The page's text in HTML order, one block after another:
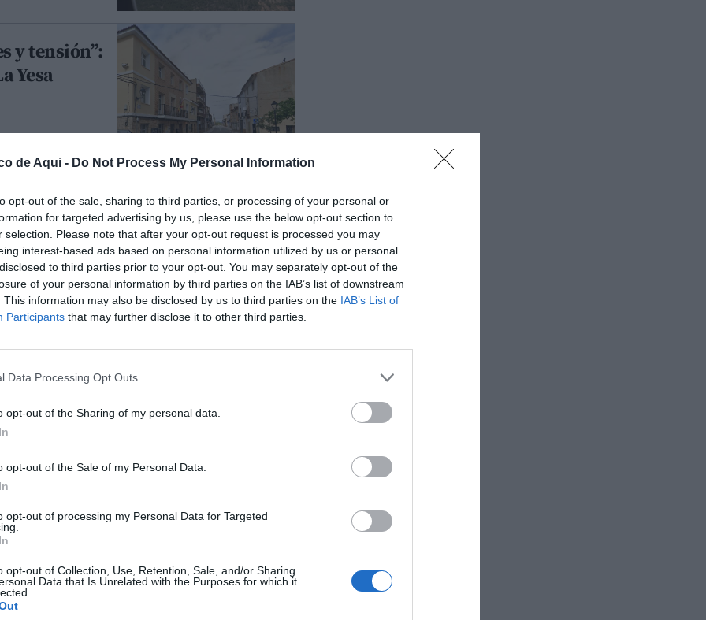
de Aqui - Do Not Process My Personal Information
opt-out of the sale, sharing to third parties, or processing of your personal or
for targeted advertising by us, please use the below opt-out section to
selection. Please note that after your opt-out request is processed you may
interest-based ads based on personal information utilized by us or personal
to third parties prior to your opt-out. You may separately opt-out of the
of your personal information by third parties on the IAB’s list of downstream
This information may also be disclosed by us to third parties on the IAB’s List of
Participants that may further disclose it to other third parties.
Data Processing Opt Outs
opt-out of the Sharing of my personal data.
opt-out of the Sale of my Personal Data.
opt-out of processing my Personal Data for Targeted
opt-out of Collection, Use, Retention, Sale, and/or Sharing
Data that Is Unrelated with the Purposes for which it
y tensión”:
Yesa
vertedero de
prevenir
familiares:
en Casas
busca